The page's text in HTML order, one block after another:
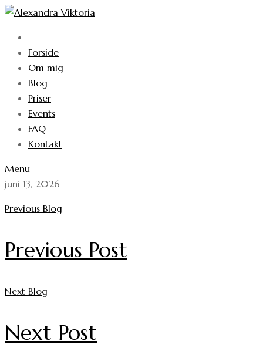
Forside
Om mig
Blog
Priser
Events
FAQ
Kontakt
Menu
juni 13, 2026
Previous Blog
Previous Post
Next Blog
Next Post